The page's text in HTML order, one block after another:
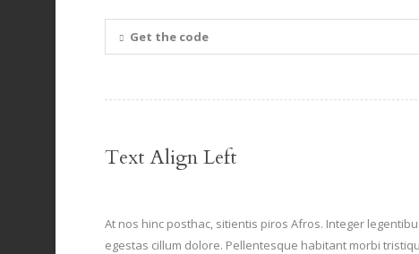
Get the code
Text Align Left
At nos hinc posthac, sitientis piros Afros. Integer
egestas cillum dolore. Pellentesque habitant morbi